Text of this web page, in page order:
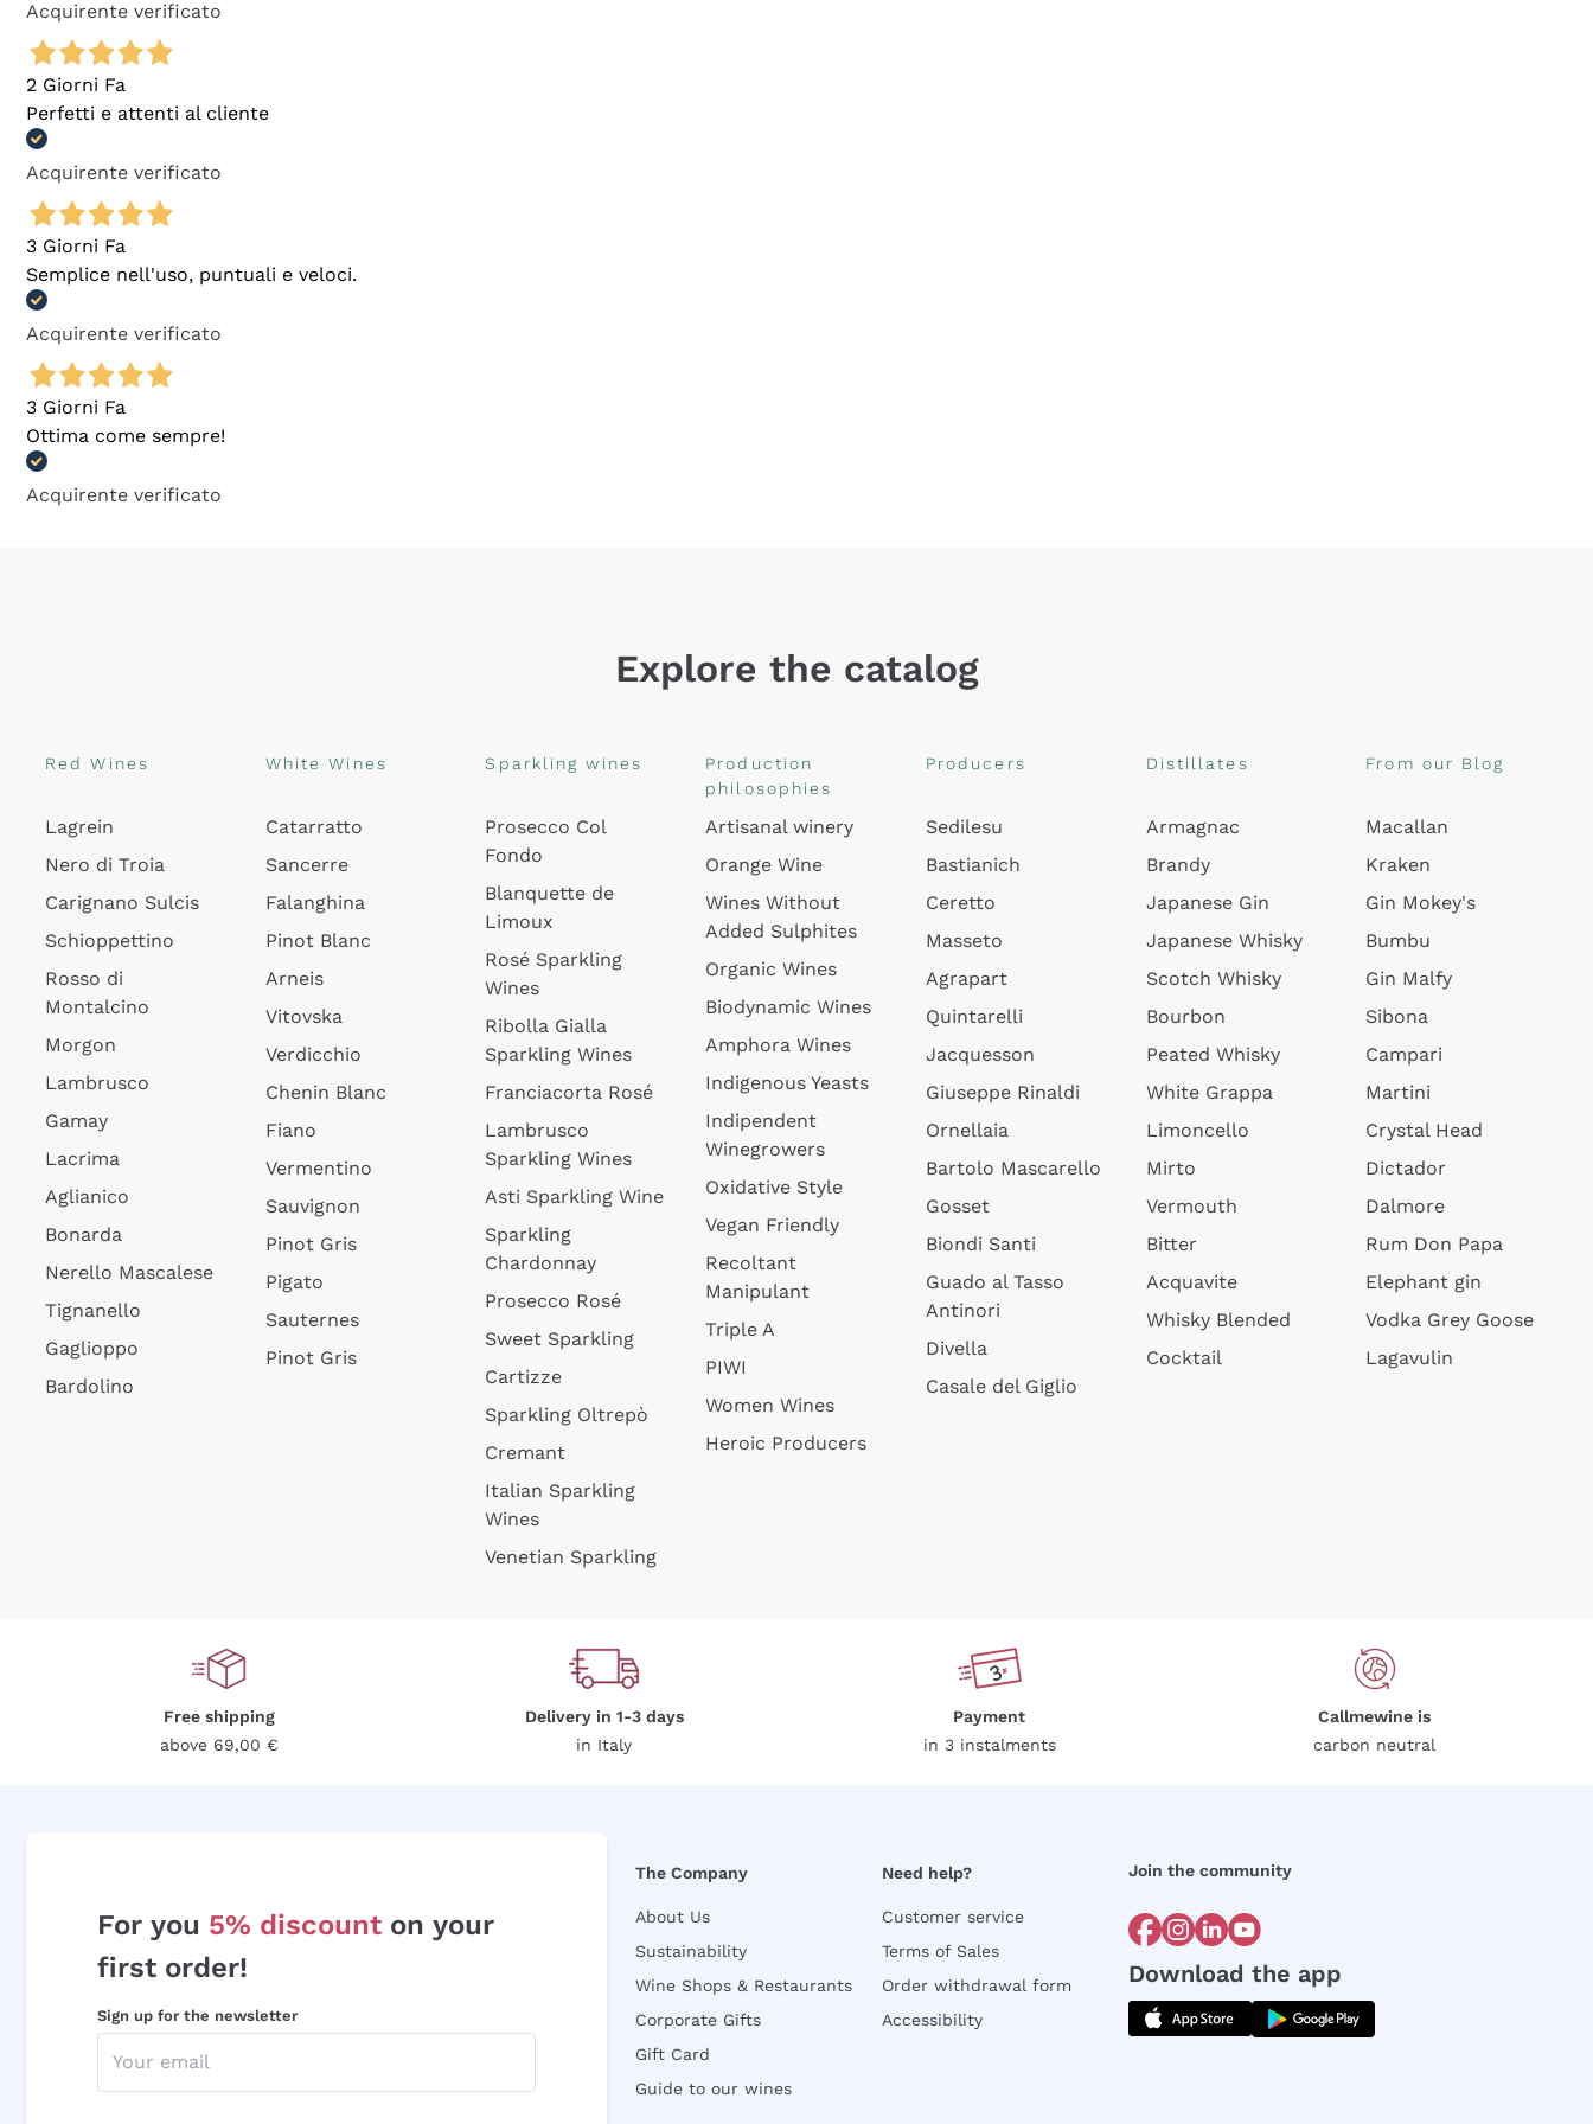
Acquirente verificato
2 Giorni Fa
Perfetti e attenti al cliente
Acquirente verificato
3 Giorni Fa
Semplice nell'uso, puntuali e veloci.
Acquirente verificato
3 Giorni Fa
Ottima come sempre!
Acquirente verificato
Explore the catalog
Red Wines
Lagrein
Nero di Troia
Carignano Sulcis
Schioppettino
Rosso di
Montalcino
Morgon
Lambrusco
Gamay
Lacrima
Aglianico
Bonarda
Nerello Mascalese
Tignanello
Gaglioppo
Bardolino
White Wines
Catarratto
Sancerre
Falanghina
Pinot Blanc
Arneis
Vitovska
Verdicchio
Chenin Blanc
Fiano
Vermentino
Sauvignon
Pinot Gris
Pigato
Sauternes
Pinot Gris
Sparkling wines
Prosecco Col
Fondo
Blanquette de
Limoux
Rosé Sparkling
Wines
Ribolla Gialla
Sparkling Wines
Franciacorta Rosé
Lambrusco
Sparkling Wines
Asti Sparkling Wine
Sparkling
Chardonnay
Prosecco Rosé
Sweet Sparkling
Cartizze
Sparkling Oltrepò
Cremant
Italian Sparkling
Wines
Venetian Sparkling
Production
philosophies
Artisanal winery
Orange Wine
Wines Without
Added Sulphites
Organic Wines
Biodynamic Wines
Amphora Wines
Indigenous Yeasts
Indipendent
Winegrowers
Oxidative Style
Vegan Friendly
Recoltant
Manipulant
Triple A
PIWI
Women Wines
Heroic Producers
Producers
Sedilesu
Bastianich
Ceretto
Masseto
Agrapart
Quintarelli
Jacquesson
Giuseppe Rinaldi
Ornellaia
Bartolo Mascarello
Gosset
Biondi Santi
Guado al Tasso
Antinori
Divella
Casale del Giglio
Distillates
Armagnac
Brandy
Japanese Gin
Japanese Whisky
Scotch Whisky
Bourbon
Peated Whisky
White Grappa
Limoncello
Mirto
Vermouth
Bitter
Acquavite
Whisky Blended
Cocktail
From our Blog
Macallan
Kraken
Gin Mokey's
Bumbu
Gin Malfy
Sibona
Campari
Martini
Crystal Head
Dictador
Dalmore
Rum Don Papa
Elephant gin
Vodka Grey Goose
Lagavulin
Free shipping
above 69,00 €
Delivery in 1-3 days
in Italy
Payment
in 3 instalments
Callmewine is
carbon neutral
For you 5% discount on your
first order!
Sign up for the newsletter
The Company
About Us
Sustainability
Wine Shops & Restaurants
Corporate Gifts
Gift Card
Guide to our wines
Need help?
Customer service
Terms of Sales
Order withdrawal form
Accessibility
Join the community
Download the app